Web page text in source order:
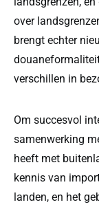
over
brengt echter
verschillen in
Om succesvol
samenwerking
heeft met
kennis van
landen, en het